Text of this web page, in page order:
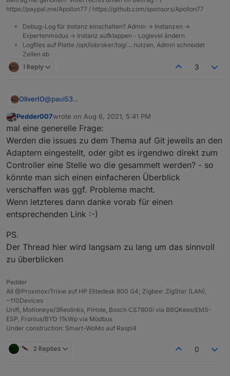
https://paypal.me/Apollon77 / https://github.com/sponsors/Apollon77
Debug-Log für Instanz einschalten? Admin -> Instanzen ->
Expertenmodus -> Instanz aufklappen - Loglevel ändern
Logfiles auf Platte /opt/iobroker/log/… nutzen, Admin schneidet
Zeilen ab
1 Reply 3
OliverIO@paul53
beispiel: in einem steht die configuration drin, welche
senderauswahl im widget angezeigt werden soll.
das widget hat dazu eine eigene oberfläche die der
benutzer bedienen kann. das widget schreibt dann
json daten. dies sollten die nutzer nicht selbst tun.
Offline
Pedder007wrote on Aug 6, 2021, 5:41 PM
last edited by
mal eine generelle Frage:
Werden die issues zu dem Thema auf Git jeweils an den
Adaptern eingestellt, oder gibt es irgendwo direkt zum
Controller eine Stelle wo die gesammelt werden? - so
könnte man sich einen einfacheren Überblick
verschaffen was ggf. Probleme macht.
Wenn letzteres dann danke vorab für einen
entsprechenden Link :-)
PS.
Der Thread hier wird langsam zu lang um das sinnvoll
zu überblicken
Pedder
All @Proxmox/Trixie auf HP Elitedesk 800 G4; Zigbee: ZigStar (LAN),
~110Devices
Unifi, Motioneye/3Reolinks, PiHole, Bosch CS7800i via BBQKees/EMS-
ESP, Fronius/BYD 11kWp via Modbus
Under construction: Smart-WoMo auf Raspi4
2 Replies 0